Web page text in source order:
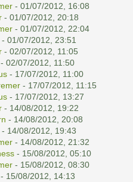
- 01/07/2012, 16:08
- 01/07/2012, 20:18
- 01/07/2012, 22:04
- 01/07/2012, 23:51
- 02/07/2012, 11:05
- 02/07/2012, 11:50
- 17/07/2012, 11:00
- 17/07/2012, 11:15
- 17/07/2012, 13:27
- 14/08/2012, 19:22
- 14/08/2012, 20:08
- 14/08/2012, 19:43
- 14/08/2012, 21:32
- 15/08/2012, 05:10
- 15/08/2012, 08:30
- 15/08/2012, 14:13